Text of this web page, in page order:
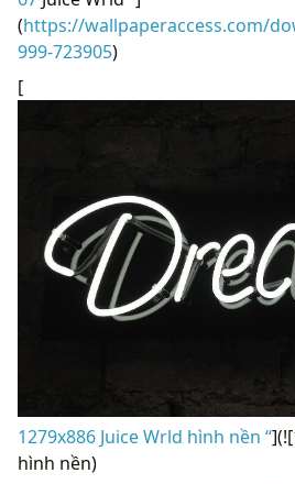
(https://wallpaperaccess.com/
999-723905)
[
1279x886 Juice Wrld hình nền “
hình nền)